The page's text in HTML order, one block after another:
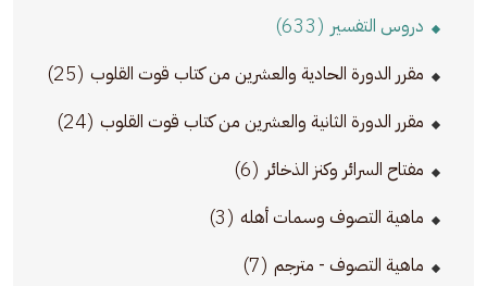
دروس التفسير (633)
مقرر الدورة الحادية والعشرين من كتاب قوت القلوب (25)
مقرر الدورة الثانية والعشرين من كتاب قوت القلوب (24)
مفتاح السرائر وكنز الذخائر (6)
ماهية التصوف وسمات أهله (3)
ماهية التصوف - مترجم (7)